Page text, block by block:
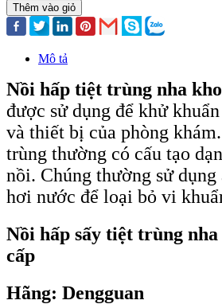
Thêm vào giỏ
Mô tả
Nồi hấp tiệt trùng nha
được sử dụng để khử
và thiết bị của phòng
trùng thường có cấu tạo
nồi. Chúng thường sử dụng
hơi nước để loại bỏ vi
Nồi hấp sấy tiệt trùng nha
cấp
Hãng: Dengguan